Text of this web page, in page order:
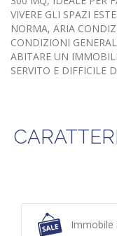
VIVERE GLI SPAZI
NORMA, ARIA
CONDIZIONI
ABITARE UN
SERVITO E DIFFICILE
Immobile